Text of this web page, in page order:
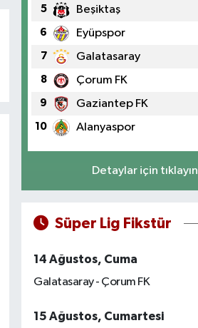
5 Beşiktaş
6 Eyüpspor
7 Galatasaray
8 Çorum FK
9 Gaziantep FK
10 Alanyaspor
Detaylar için tıklayın
Süper Lig Fikstür
14 Ağustos, Cuma
Galatasaray - Çorum FK
15 Ağustos, Cumartesi